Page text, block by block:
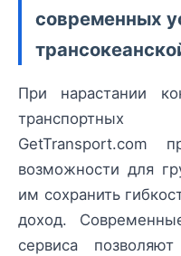
современных
При нарастании
транспортных
GetTransport.com
возможности для
им сохранить
доход.
сервиса